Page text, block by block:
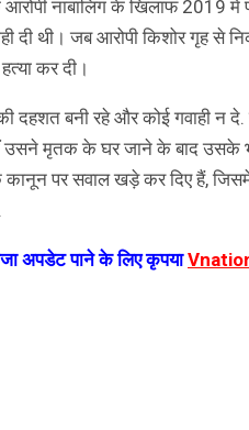
नाबालिग के खिलाफ 2019 में
दी थी। जब आरोपी किशोर गृह से
कर दी।
दहशत बनी रहे और कोई गवाही न
उसने मृतक के घर जाने के बाद उसके
पर सवाल खड़े कर दिए हैं, जिसमें
अपडेट पाने के लिए कृपया